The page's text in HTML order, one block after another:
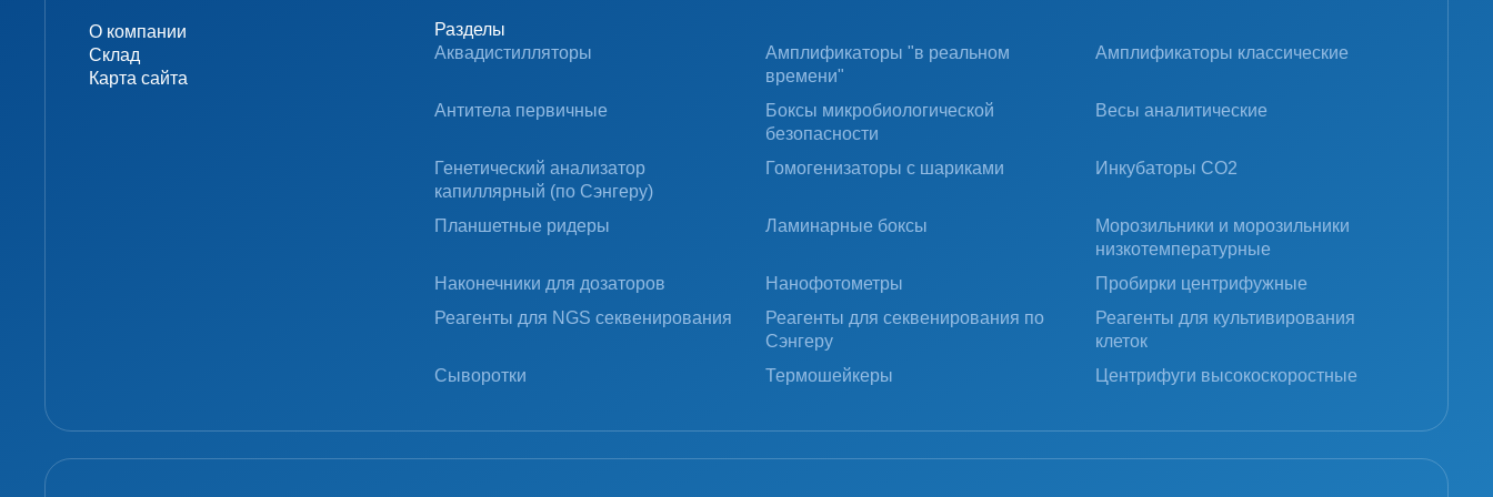
О компании
Склад
Карта сайта
Разделы
Аквадистилляторы
Амплификаторы "в реальном
времени"
Амплификаторы классические
Антитела первичные
Боксы микробиологической
безопасности
Весы аналитические
Генетический анализатор
капиллярный (по Сэнгеру)
Гомогенизаторы с шариками Инкубаторы CO2
Планшетные ридеры Ламинарные боксы
Морозильники и морозильники
низкотемпературные
Наконечники для дозаторов
Нанофотометры
Пробирки центрифужные
Реагенты для NGS секвенирования
Реагенты для секвенирования по
Сэнгеру
Реагенты для культивирования
клеток
Сыворотки
Термошейкеры Центрифуги высокоскоростные